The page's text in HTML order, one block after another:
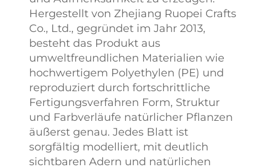
Hergestellt von Zhejiang Ruopei Crafts
Co., Ltd., gegründet im Jahr 2013,
besteht das Produkt aus
umweltfreundlichen Materialien wie
hochwertigem Polyethylen (PE) und
reproduziert durch fortschrittliche
Fertigungsverfahren Form, Struktur
und Farbverläufe natürlicher Pflanzen
äußerst genau. Jedes Blatt ist
sorgfältig modelliert, mit deutlich
sichtbaren Adern und natürlichen